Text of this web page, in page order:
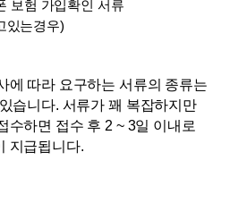
보험 가입확인 서류
있는경우)
에 따라 요구하는 서류의 종류는
습니다. 서류가 꽤 복잡하지만
수하면 접수 후 2 ~ 3일 이내로
지급됩니다.